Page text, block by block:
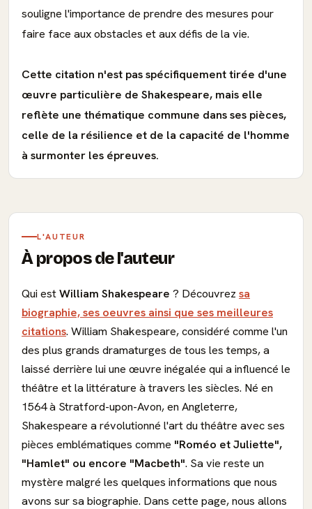
souligne l'importance de prendre des mesures pour
faire face aux obstacles et aux défis de la vie.
Cette citation n'est pas spécifiquement tirée d'une
œuvre particulière de Shakespeare, mais elle
reflète une thématique commune dans ses pièces,
celle de la résilience et de la capacité de l'homme
à surmonter les épreuves.
L'AUTEUR
À propos de l'auteur
Qui estWilliam Shakespeare ? Découvrez sa
biographie, ses oeuvres ainsi que ses meilleures
citations. William Shakespeare, considéré comme l'un
des plus grands dramaturges de tous les temps, a
laissé derrière lui une œuvre inégalée qui a influencé le
théâtre et la littérature à travers les siècles. Né en
1564 à Stratford-upon-Avon, en Angleterre,
Shakespeare a révolutionné l'art du théâtre avec ses
pièces emblématiques comme "Roméo et Juliette",
"Hamlet" ou encore "Macbeth". Sa vie reste un
mystère malgré les quelques informations que nous
avons sur sa biographie. Dans cette page, nous allons